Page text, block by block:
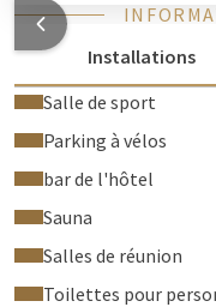
Installations
Salle de sport
Parking à vélos
bar de l'hôtel
Sauna
Salles de réunion
Toilettes pour